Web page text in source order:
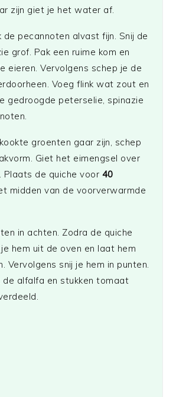
zijn giet je het water af.
de pecannoten alvast fijn. Snij de
grof. Pak een ruime kom en
eieren. Vervolgens schep je de
Voeg flink wat zout en
gedroogde peterselie, spinazie
groenten gaar zijn, schep
Giet het eimengsel over
Plaats de quiche voor 40
midden van de voorverwarmde
in achten. Zodra de quiche
hem uit de oven en laat hem
Vervolgens snij je hem in punten.
de alfalfa en stukken tomaat